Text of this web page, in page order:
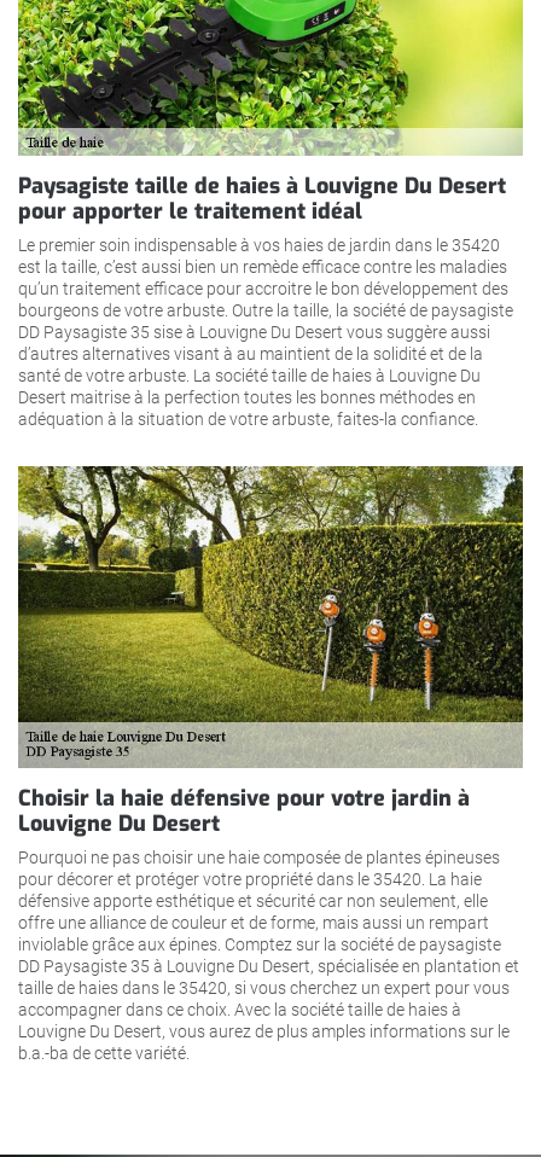
Paysagiste taille de haies à Louvigne Du Desert
pour apporter le traitement idéal
Le premier soin indispensable à vos haies de jardin dans le 35420
est la taille, c’est aussi bien un remède efficace contre les maladies
qu’un traitement efficace pour accroitre le bon développement des
bourgeons de votre arbuste. Outre la taille, la société de paysagiste
DD Paysagiste 35 sise à Louvigne Du Desert vous suggère aussi
d’autres alternatives visant à au maintient de la solidité et de la
santé de votre arbuste. La société taille de haies à Louvigne Du
Desert maitrise à la perfection toutes les bonnes méthodes en
adéquation à la situation de votre arbuste, faites-la confiance.
Choisir la haie défensive pour votre jardin à
Louvigne Du Desert
Pourquoi ne pas choisir une haie composée de plantes épineuses
pour décorer et protéger votre propriété dans le 35420. La haie
défensive apporte esthétique et sécurité car non seulement, elle
offre une alliance de couleur et de forme, mais aussi un rempart
inviolable grâce aux épines. Comptez sur la société de paysagiste
DD Paysagiste 35 à Louvigne Du Desert, spécialisée en plantation et
taille de haies dans le 35420, si vous cherchez un expert pour vous
accompagner dans ce choix. Avec la société taille de haies à
Louvigne Du Desert, vous aurez de plus amples informations sur le
b.a.-ba de cette variété.